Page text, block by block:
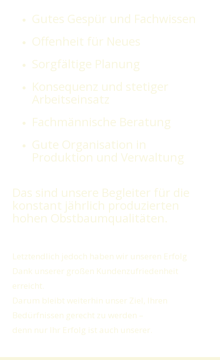
Gutes Gespür und Fachwissen
Offenheit für Neues
Sorgfältige Planung
Konsequenz und stetiger
Arbeitseinsatz
Fachmännische Beratung
Gute Organisation in
Produktion und Verwaltung
Das sind unsere Begleiter für die
konstant jährlich produzierten
hohen Obstbaumqualitäten.
Letztendlich jedoch haben wir unseren Erfolg
Dank unserer großen Kundenzufriedenheit
erreicht.
Darum bleibt weiterhin unser Ziel, Ihren
Bedürfnissen gerecht zu werden –
denn nur Ihr Erfolg ist auch unserer.